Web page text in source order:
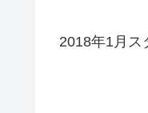
2018年1月ス